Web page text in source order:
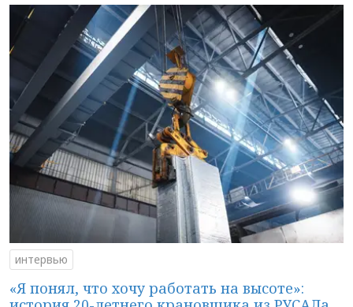
интервью
«Я понял, что хочу работать на высоте»: